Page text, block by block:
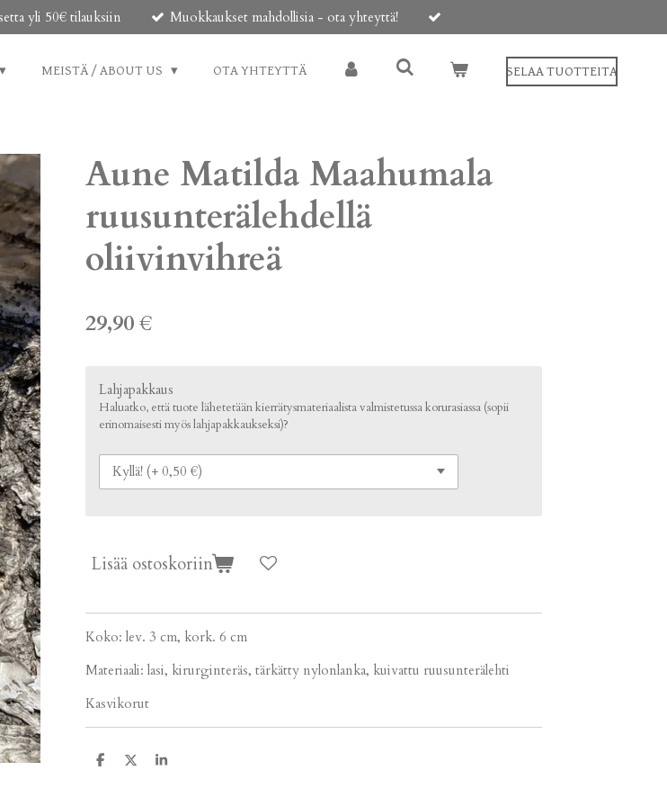
yli 50€ tilauksiin Muokkaukset mahdollisia - ota yhteyttä!
MEISTÄ / ABOUT US OTA YHTEYTTÄ SELAA TUOTTEITA
Aune Matilda Maahumala
ruusunterälehdellä
oliivinvihreä
29,90 €
Lahjapakkaus
Haluatko, että tuote lähetetään kierrätysmateriaalista valmistetussa korurasiassa (sopii
erinomaisesti myös lahjapakkaukseksi)?
Lisää ostoskoriin
Koko: lev. 3 cm, kork. 6 cm
Materiaali: lasi, kirurginteräs, tärkätty nylonlanka, kuivattu ruusunterälehti
Kasvikorut
J
J
J